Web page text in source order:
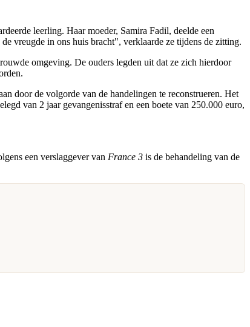
leerling. Haar moeder, Samira Fadil, deelde een
vreugde in ons huis bracht", verklaarde ze tijdens de zitting.
omgeving. De ouders legden uit dat ze zich hierdoor
door de volgorde van de handelingen te reconstrueren. Het
van 2 jaar gevangenisstraf en een boete van 250.000 euro,
een verslaggever van France 3 is de behandeling van de